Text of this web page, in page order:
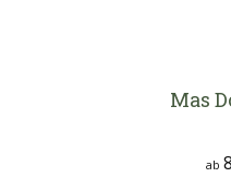
Mas
ab